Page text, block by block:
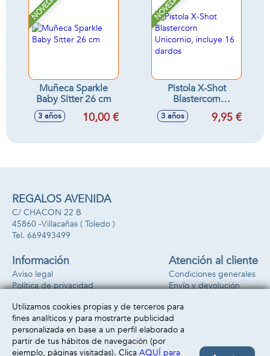
Muñeca Sparkle
Baby Sitter 26 cm
3 años 10,00 €
Pistola X-Shot
Blastercorn
Unicornio, incluye
16 dardos
3 años 9,95 €
REGALOS AVENIDA
C/ CHACON 22 B
45860 -Villacañas ( Toledo )
669493499
Información
Aviso legal
Política de privacidad
Atención al cliente
Condiciones generales
Envío y devolución
Formas de pago
Utilizamos cookies propias y de terceros para
fines analíticos y para mostrarte publicidad
personalizada en base a un perfil elaborado a
partir de tus hábitos de navegación (por
ejemplo, páginas visitadas). Clica AQUÍ para